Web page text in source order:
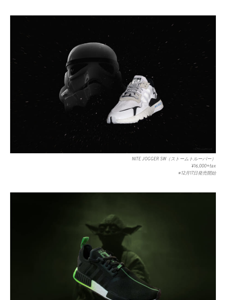
NITE JOGGER SW（ストームトルーパー）
¥16,000+tax
※12月17日発売開始